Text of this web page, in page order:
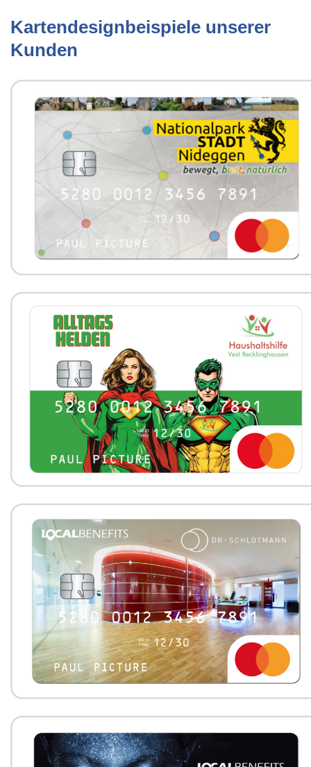
Kartendesignbeispiele unserer
Kunden